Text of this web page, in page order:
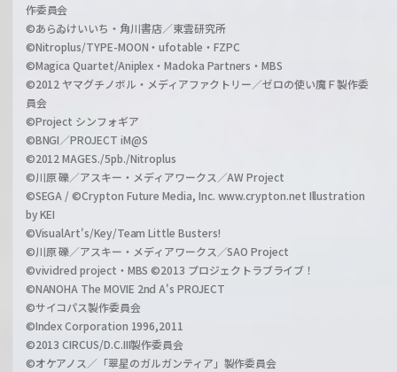
作委員会
©あらゐけいいち・角川書店／東雲研究所
©Nitroplus/TYPE-MOON・ufotable・FZPC
©Magica Quartet/Aniplex・Madoka Partners・MBS
©2012 ヤマグチノボル・メディアファクトリー／ゼロの使い魔Ｆ製作委
員会
©Project シンフォギア
©BNGI／PROJECT iM@S
©2012 MAGES./5pb./Nitroplus
©川原 礫／アスキー・メディアワークス／AW Project
©SEGA / ©Crypton Future Media, Inc. www.crypton.net Illustration
by KEI
©VisualArt's/Key/Team Little Busters!
©川原 礫／アスキー・メディアワークス／SAO Project
©vividred project・MBS ©2013 プロジェクトラブライブ！
©NANOHA The MOVIE 2nd A's PROJECT
©サイコパス製作委員会
©Index Corporation 1996,2011
©2013 CIRCUS/D.C.III製作委員会
©オケアノス／「翠星のガルガンティア」製作委員会